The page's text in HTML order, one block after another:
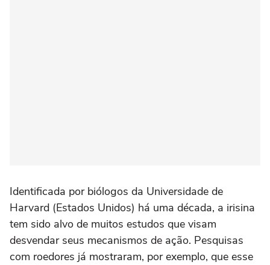
Identificada por biólogos da Universidade de
Harvard (Estados Unidos) há uma década, a irisina
tem sido alvo de muitos estudos que visam
desvendar seus mecanismos de ação. Pesquisas
com roedores já mostraram, por exemplo, que esse